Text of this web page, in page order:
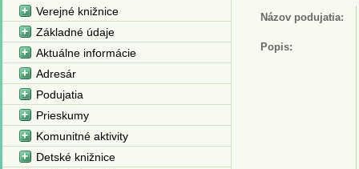
Názov podujatia:
Popis:
Verejné knižnice
Základné údaje
Aktuálne informácie
Adresár
Podujatia
Prieskumy
Komunitné aktivity
Detské knižnice